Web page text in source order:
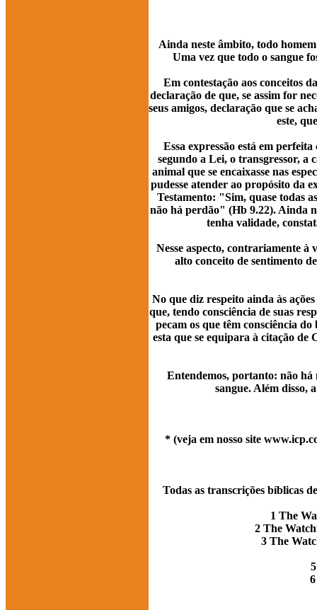
Ainda neste âmbito, todo
Uma vez que todo o sangue
Em contestação aos conceitos
declaração de que, se assim for
seus amigos, declaração que se
este,
Essa expressão está em
segundo a Lei, o transgressor, a
animal que se encaixasse nas
pudesse atender ao propósito da
Testamento: "Sim, quase todas
não há perdão" (Hb 9.22). Ainda
tenha validade,
Nesse aspecto, contrariamente à
alto conceito de sentimento
No que diz respeito ainda às
que, tendo consciência de suas
pecam os que têm consciência
esta que se equipara à citação de
Entendemos, portanto: não há
sangue. Além disso,
* (veja em nosso site
Todas as transcrições bíblicas
1 The
2 The
3 The